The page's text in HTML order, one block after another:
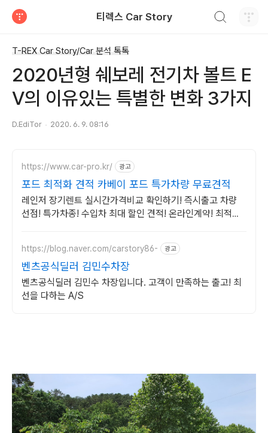
티렉스 Car Story
T-REX Car Story/Car 분석 톡톡
2020년형 쉐보레 전기차 볼트 E
V의 이유있는 특별한 변화 3가지
D.EdiTor 2020. 6. 9. 08:16
https://www.car-pro.kr/ 광고
포드 최적화 견적 카베이 포드 특가차량 무료견적
레인저 장기렌트 실시간가격비교 확인하기! 즉시출고 차량
선점! 특가차종! 수입차 최대 할인 견적! 온라인계약! 최적가
https://blog.naver.com/carstory86- 광고
벤츠공식딜러 김민수차장
벤츠공식딜러 김민수 차장입니다. 고객이 만족하는 출고! 최
선을 다하는 A/S